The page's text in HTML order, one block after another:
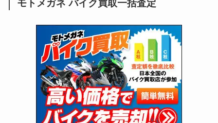
(31)
(51)
(34)
(5)
(12)
(64)
(24)
(16)
(25)
(24)
(47)
(15)
(64)
(16)
(62)
(4)
(6)
(17)
(249)
(23)
(12)
(131)
(38)
(131)
(167)
(85)
(21)
(61)
(171)
(98)
(13)
(274)
(171) (47)
(66)
(16)
(141)
(255)
(204)
(1,142)
(166)
(23)
(33)
(34)
(35)
(415)
(16)
(137)
(74)
(2,744)
(126)
(170)
(171)
(118)
(27)
(8)
(1,605)
(147)
(13)
(19)
(12)